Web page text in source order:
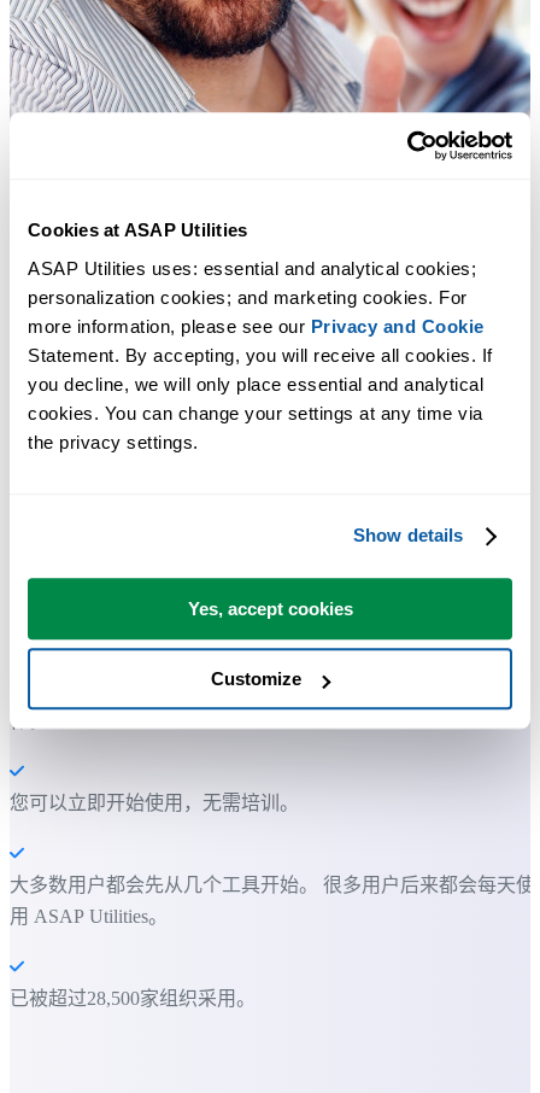
Cookies at ASAP Utilities
ASAP Utilities uses: essential and analytical cookies;
personalization cookies; and marketing cookies. For
more information, please see our Privacy and Cookie
Statement. By accepting, you will receive all cookies. If
you decline, we will only place essential and analytical
cookies. You can change your settings at any time via
the privacy settings.
Show details
Yes, accept cookies
Customize
许多 Excel 用户希望 Excel 内置的实用工具
节省 Excel 工作时间，简单高效。
ASAP Utilities 帮助您节省时间，并实现 Excel 本身无法完成的
作。
您可以立即开始使用，无需培训。
大多数用户都会先从几个工具开始。 很多用户后来都会每天使
用 ASAP Utilities。
已被超过28,500家组织采用。